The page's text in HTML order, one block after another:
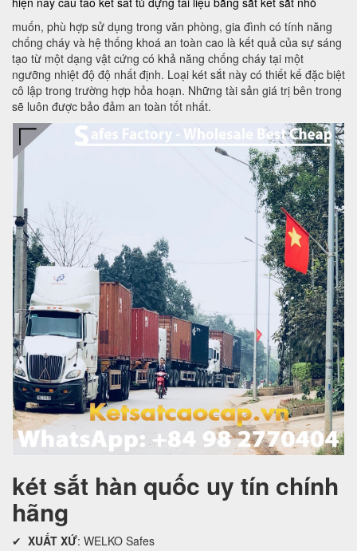
muốn, phù hợp sử dụng trong văn phòng, gia đình có tính năng
chống cháy và hệ thống khoá an toàn cao là kết quả của sự sáng
tạo từ một dạng vật cứng có khả năng chống cháy tại một
ngưỡng nhiệt độ độ nhất định. Loại két sắt này có thiết kế đặc biệt
cô lập trong trường hợp hỏa hoạn. Những tài sản giá trị bên trong
sẽ luôn được bảo đảm an toàn tốt nhất.
két sắt hàn quốc uy tín chính
hãng
✔ XUẤT XỨ: WELKO Safes